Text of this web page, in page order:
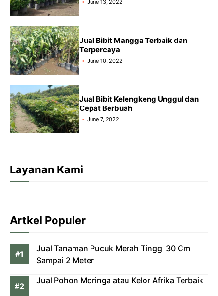
June 13, 2022
Jual Bibit Mangga Terbaik dan
Terpercaya
June 10, 2022
Jual Bibit Kelengkeng Unggul dan
Cepat Berbuah
June 7, 2022
Layanan Kami
Artkel Populer
Jual Tanaman Pucuk Merah Tinggi 30 Cm
Sampai 2 Meter
Jual Pohon Moringa atau Kelor Afrika Terbaik